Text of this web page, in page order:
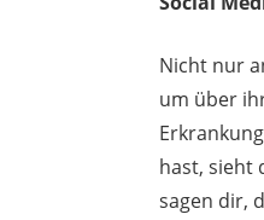
Nicht nur
um über
hast, sieht
sagen dir,